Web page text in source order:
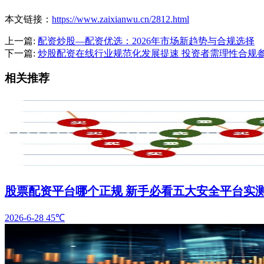
本文链接： https://www.zaixianwu.cn/2812.html
上一篇: 配资炒股—配资优选：2026年市场新趋势与合规选择
下一篇: 炒股配资在线行业规范化发展提速 投资者需理性合规
相关推荐
股票配资平台哪个正规 新手必看五大安全平台实
2026-6-28 45℃